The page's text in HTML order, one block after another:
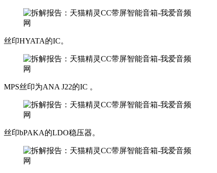
丝印HYATA的IC。
MPS丝印为ANA J22的IC 。
丝印bPAKA的LDO稳压器。